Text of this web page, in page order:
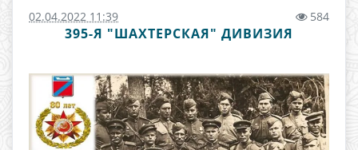
02.04.2022 11:39 584
395-Я "ШАХТЕРСКАЯ" ДИВИЗИЯ